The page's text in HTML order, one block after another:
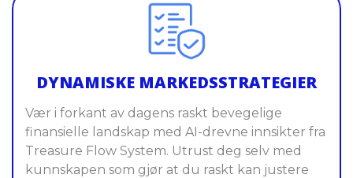
DYNAMISKE MARKEDSSTRATEGIER
Vær i forkant av dagens raskt bevegelige
finansielle landskap med AI-drevne innsikter fra
Treasure Flow System. Utrust deg selv med
kunnskapen som gjør at du raskt kan justere